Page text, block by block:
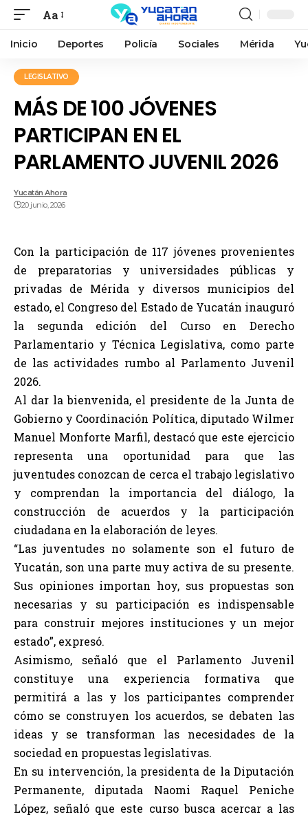
Aa
Inicio Deportes Policía Sociales Mérida
LEGISLATIVO
MÁS DE 100 JÓVENES
PARTICIPAN EN EL
PARLAMENTO JUVENIL 2026
Yucatán Ahora
20 junio, 2026
Con la participación de 117 jóvenes provenientes
de preparatorias y universidades públicas y
privadas de Mérida y diversos municipios del
estado, el Congreso del Estado de Yucatán inauguró
la segunda edición del Curso en Derecho
Parlamentario y Técnica Legislativa, como parte
de las actividades rumbo al Parlamento Juvenil
2026.
Al dar la bienvenida, el presidente de la Junta de
Gobierno y Coordinación Política, diputado Wilmer
Manuel Monforte Marfil, destacó que este ejercicio
representa una oportunidad para que las
juventudes conozcan de cerca el trabajo legislativo
y comprendan la importancia del diálogo, la
construcción de acuerdos y la participación
ciudadana en la elaboración de leyes.
“Las juventudes no solamente son el futuro de
Yucatán, son una parte muy activa de su presente.
Sus opiniones importan hoy, sus propuestas son
necesarias y su participación es indispensable
para construir mejores instituciones y un mejor
estado”, expresó.
Asimismo, señaló que el Parlamento Juvenil
constituye una experiencia formativa que
permitirá a las y los participantes comprender
cómo se construyen los acuerdos, se debaten las
ideas y se transforman las necesidades de la
sociedad en propuestas legislativas.
En su intervención, la presidenta de la Diputación
Permanente, diputada Naomi Raquel Peniche
López, señaló que este curso busca acercar a las